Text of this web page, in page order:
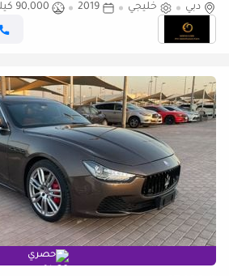
دبي
خليجي 2019
90,000 كيلومتر
حصري